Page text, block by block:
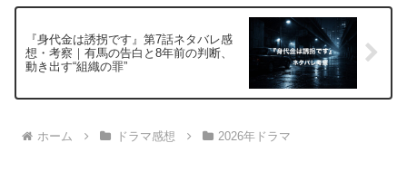
『身代金は誘拐です』第7話ネタバレ感
想・考察｜有馬の告白と8年前の判断、
動き出す“組織の罪”
ホーム ドラマ感想 2026年ドラマ